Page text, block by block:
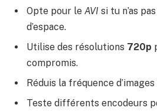
Opte pour le AVI si tu n’as
d’espace.
Utilise des résolutions 720p
compromis.
Réduis la fréquence
Teste différents encodeurs